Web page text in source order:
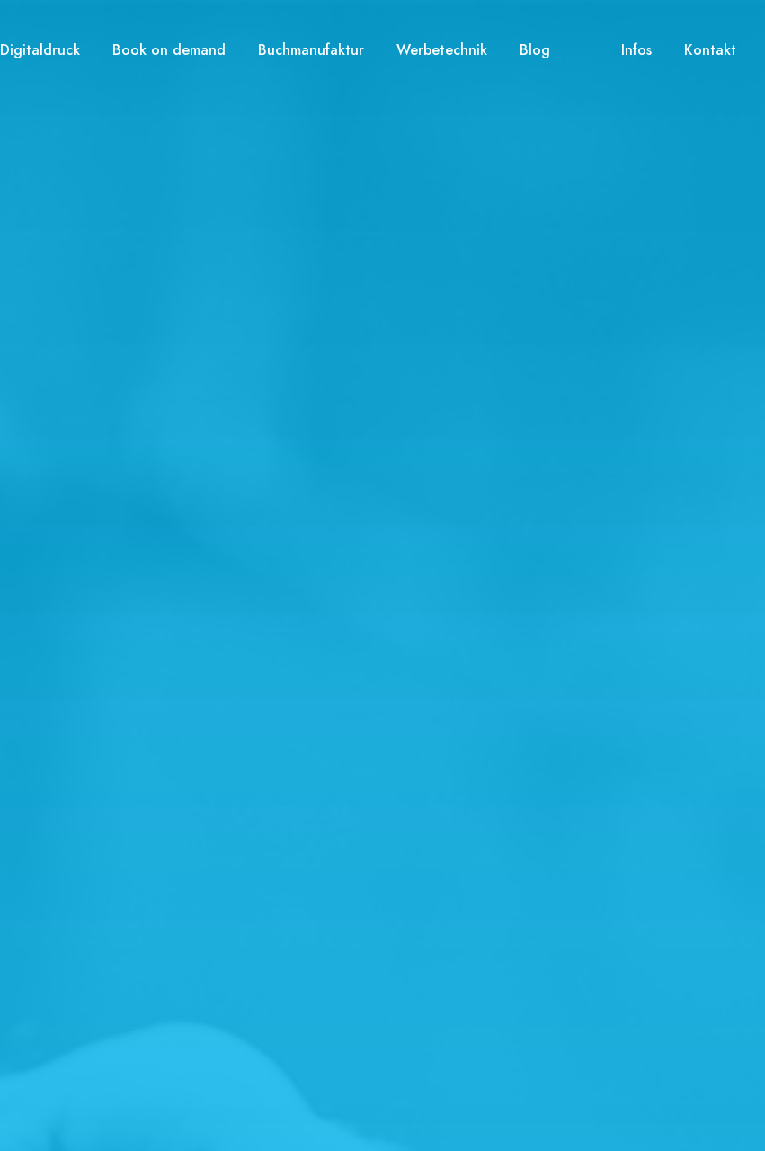
Digitaldruck Book on demand Buchmanufaktur Werbetechnik Blog Infos Kontakt